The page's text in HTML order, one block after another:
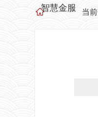
智慧金服
当